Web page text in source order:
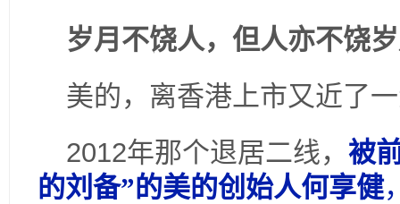
岁月不饶人，但人亦不饶
美的，离香港上市又近了
2012年那个退居二线， 被
的刘备”的美的创始人何享健